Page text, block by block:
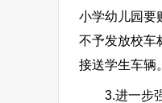
小学幼儿园要
不予发放校车
接送学生车辆。
3.进一步强